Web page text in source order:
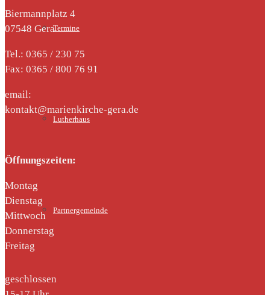
Termine
Lutherhaus
Partnergemeinde
Biermannplatz 4
07548 Gera
Tel.: 0365 / 230 75
Fax: 0365 / 800 76 91
email:
kontakt@marienkirche-gera.de
Öffnungszeiten:
Montag
Dienstag
Mittwoch
Donnerstag
Freitag
geschlossen